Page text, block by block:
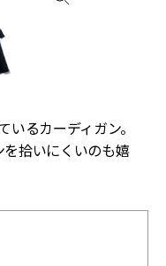
るカーディガン。
拾いにくいのも嬉